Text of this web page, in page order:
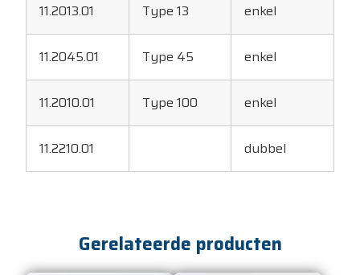
11.2013.01 Type 13 enkel
11.2045.01 Type 45 enkel
11.2010.01 Type 100 enkel
11.2210.01 dubbel
Gerelateerde producten